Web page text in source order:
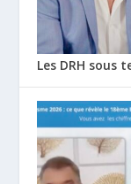
Les DRH sous